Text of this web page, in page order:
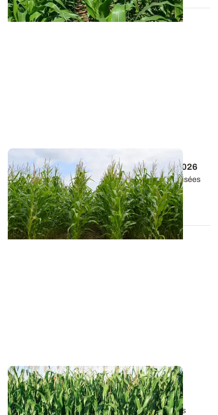
Maïs en AB : les variétés disponibles en 2026
Retrouvez la liste des variétés de maïs commercialisées
en agriculture biologique en...
04 MARS 2026
Maïs fourrage : les résultats complets des
variétés expérimentées en 2025
Retrouvez, par région et par groupe de précocité, les